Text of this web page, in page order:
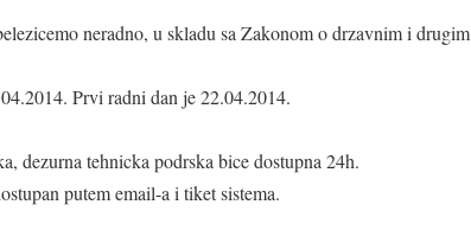
neradno, u skladu sa Zakonom o drzavnim i drugim
Prvi radni dan je 22.04.2014.
dezurna tehnicka podrska bice dostupna 24h.
putem email-a i tiket sistema.